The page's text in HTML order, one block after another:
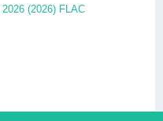
(2026) FLAC